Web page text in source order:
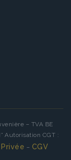
– TVA BE
Autorisation CGT :
– CGV